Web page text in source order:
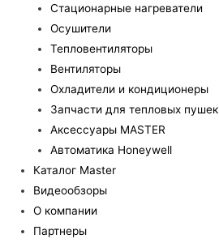
Стационарные нагреватели
Осушители
Тепловентиляторы
Вентиляторы
Охладители и кондиционеры
Запчасти для тепловых пушек
Аксессуары MASTER
Автоматика Honeywell
Каталог Master
Видеообзоры
О компании
Партнеры